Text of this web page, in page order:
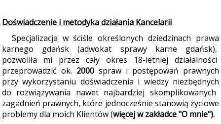
Doświadczenie i metodyka działania Kancelarii
Specjalizacja w ściśle określonych dziedzinach prawa
karnego gdańsk (adwokat sprawy karne gdańsk),
pozwoliła mi przez cały okres 18-letniej działalności
przeprowadzić ok. 2000 spraw i postępowań prawnych
przy wykorzystaniu doświadczenia i wiedzy niezbędnych
do rozwiązywania nawet najbardziej skomplikowanych
zagadnień prawnych, które jednocześnie stanowią życiowe
problemy dla moich Klientów(więcej w zakładce "O mnie").